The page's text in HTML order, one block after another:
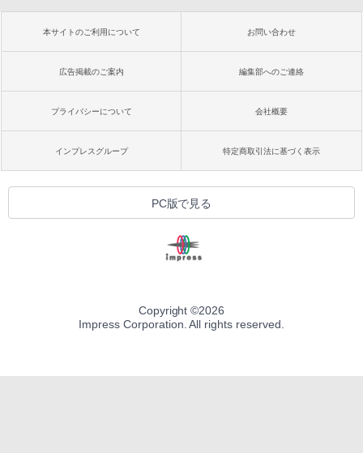
本サイトのご利用について お問い合わせ
広告掲載のご案内 編集部へのご連絡
プライバシーについて 会社概要
インプレスグループ 特定商取引法に基づく表示
PC版で見る
Copyright ©2026
Impress Corporation. All rights reserved.